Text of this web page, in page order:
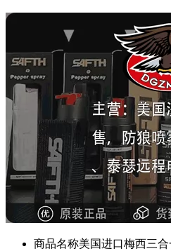
商品名称美国进口梅西三